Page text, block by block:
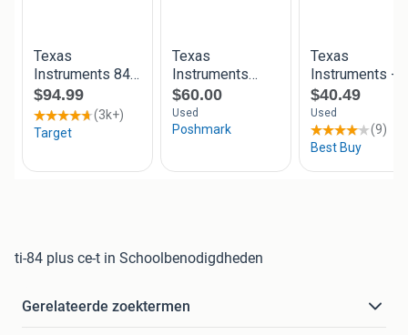
ti-84 plus ce-t in Schoolbenodigdheden
Gerelateerde zoektermen